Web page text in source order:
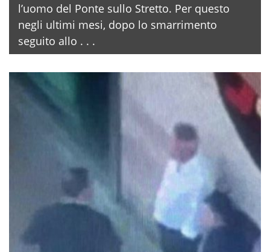
l’uomo del Ponte sullo Stretto. Per questo
negli ultimi mesi, dopo lo smarrimento
seguito allo . . .